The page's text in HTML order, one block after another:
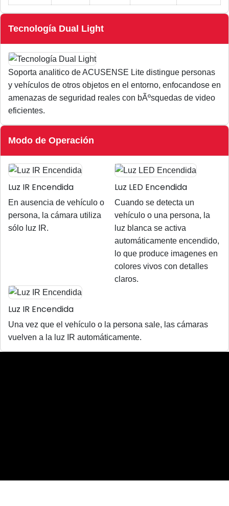
Tecnología Dual Light
Soporta analitico de ACUSENSE Lite distingue personas
y vehículos de otros objetos en el entorno, enfocandose en
amenazas de seguridad reales con bÃºsquedas de video
eficientes.
Modo de Operación
Luz IR Encendida
En ausencia de vehículo o
persona, la cámara utiliza
sólo luz IR.
Luz LED Encendida
Cuando se detecta un
vehículo o una persona, la
luz blanca se activa
automáticamente encendido,
lo que produce imagenes en
colores vivos con detalles
claros.
Luz IR Encendida
Una vez que el vehículo o la persona sale, las cámaras
vuelven a la luz IR automáticamente.